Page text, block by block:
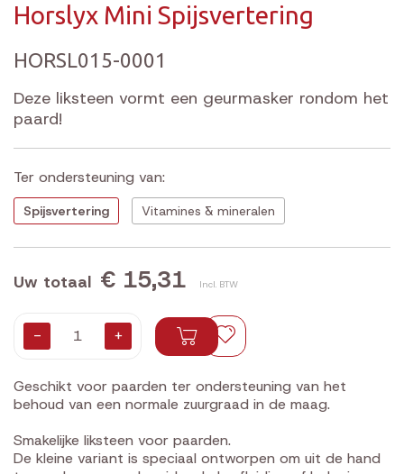
Horslyx Mini Spijsvertering
HORSL015-0001
Deze liksteen vormt een geurmasker rondom het
paard!
Ter ondersteuning van:
Uw totaal € 15,31 Incl. BTW
- +
Geschikt voor paarden ter ondersteuning van het
behoud van een normale zuurgraad in de maag.
Smakelijke liksteen voor paarden.
De kleine variant is speciaal ontworpen om uit de hand